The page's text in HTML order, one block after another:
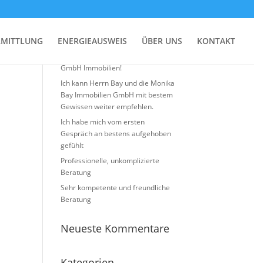
ENERGIEAUSWEIS ÜBER UNS KONTAKT
Neueste Beiträge
GmbH Immobilien!
Ich kann Herrn Bay und die Monika
Bay Immobilien GmbH mit bestem
Gewissen weiter empfehlen.
Ich habe mich vom ersten
Gespräch an bestens aufgehoben
gefühlt
Professionelle, unkomplizierte
Beratung
Sehr kompetente und freundliche
Beratung
Neueste Kommentare